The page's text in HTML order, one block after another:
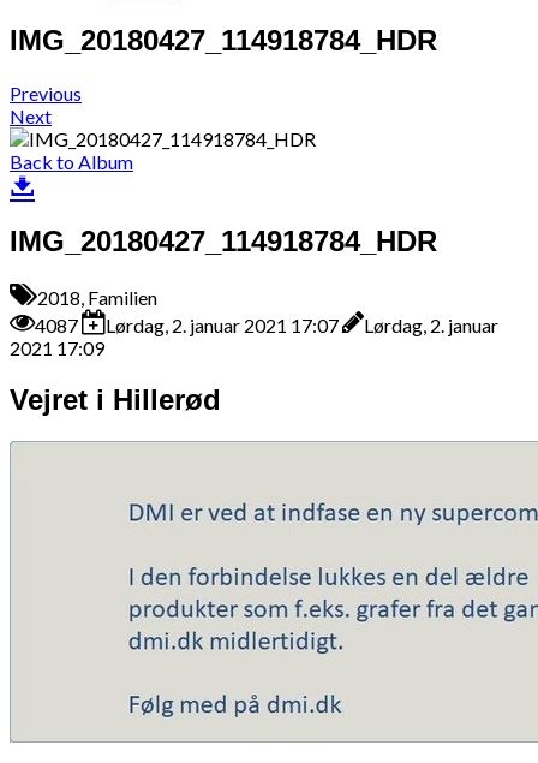
IMG_20180427_114918784_HDR
Previous
Next
Back to Album
IMG_20180427_114918784_HDR
2018, Familien
4087
Lørdag, 2. januar 2021 17:07
Lørdag, 2. januar
2021 17:09
Vejret i Hillerød